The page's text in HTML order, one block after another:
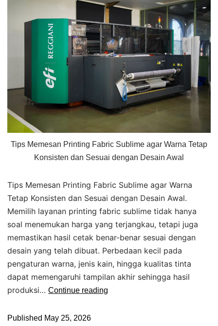
Tips Memesan Printing Fabric Sublime agar Warna Tetap
Konsisten dan Sesuai dengan Desain Awal
Tips Memesan Printing Fabric Sublime agar Warna
Tetap Konsisten dan Sesuai dengan Desain Awal.
Memilih layanan printing fabric sublime tidak hanya
soal menemukan harga yang terjangkau, tetapi juga
memastikan hasil cetak benar-benar sesuai dengan
desain yang telah dibuat. Perbedaan kecil pada
pengaturan warna, jenis kain, hingga kualitas tinta
dapat memengaruhi tampilan akhir sehingga hasil
produksi… Continue reading
Published May 25, 2026